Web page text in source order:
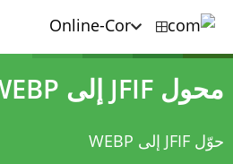
محول JFIF إلى WEBP
حوّل JFIF إلى WEBP